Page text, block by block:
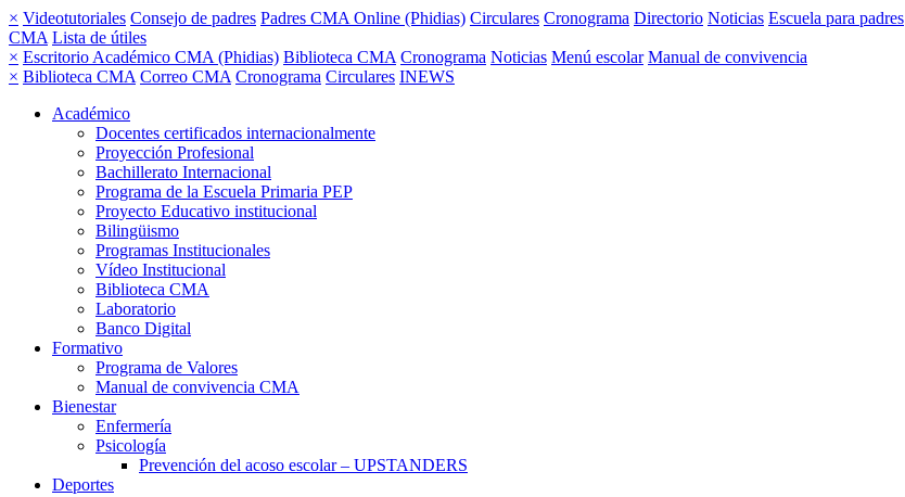
× Videotutoriales Consejo de padres Padres CMA Online (Phidias) Circulares Cronograma Directorio Noticias Escuela para padres
CMA Lista de útiles
× Escritorio Académico CMA (Phidias) Biblioteca CMA Cronograma Noticias Menú escolar Manual de convivencia
× Biblioteca CMA Correo CMA Cronograma Circulares INEWS
Académico
Docentes certificados internacionalmente
Proyección Profesional
Bachillerato Internacional
Programa de la Escuela Primaria PEP
Proyecto Educativo institucional
Bilingüismo
Programas Institucionales
Vídeo Institucional
Biblioteca CMA
Laboratorio
Banco Digital
Formativo
Programa de Valores
Manual de convivencia CMA
Bienestar
Enfermería
Psicología
Prevención del acoso escolar – UPSTANDERS
Deportes